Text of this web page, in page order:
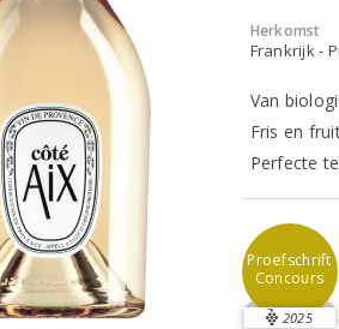
Herkomst
Frankrijk -
Van
Fris en
Perfecte
Proefschrift
Concours
2025